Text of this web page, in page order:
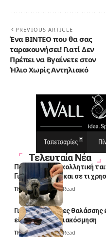
PREVIOUS ARTICLE
Ένα ΒΙΝΤΕΟ που θα σας
ταρακουνήσει! Γιατί Δεν
Πρέπει να Βγαίνετε στον
Ήλιο Χωρίς Αντηλιακό
Τελευταία Νέα
Πολλοί βάζουν κολλητική
Γιατί το κάνουν και σε τι
Thali Ombre4 Min Read
Γιατί οι πετσέτες
είναι μόνο για διακόσμηση
Thali Ombre5 Min Read